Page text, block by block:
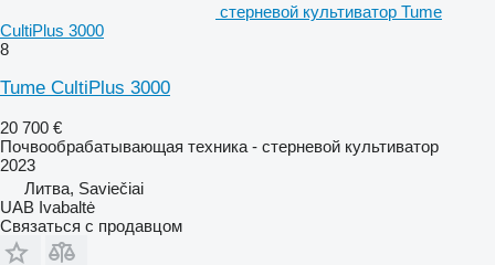
стерневой культиватор Tume
CultiPlus 3000
8
Tume CultiPlus 3000
20 700 €
Почвообрабатывающая техника - стерневой культиватор
2023
Литва, Saviečiai
UAB Ivabaltė
Связаться с продавцом